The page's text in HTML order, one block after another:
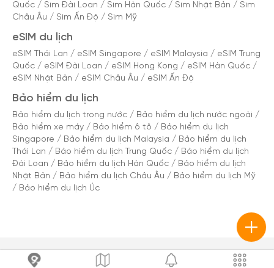
Quốc / Sim Đài Loan / Sim Hàn Quốc / Sim Nhật Bản / Sim
Châu Âu / Sim Ấn Độ / Sim Mỹ
eSIM du lịch
eSIM Thái Lan / eSIM Singapore / eSIM Malaysia / eSIM Trung
Quốc / eSIM Đài Loan / eSIM Hong Kong / eSIM Hàn Quốc /
eSIM Nhật Bản / eSIM Châu Âu / eSIM Ấn Độ
Bảo hiểm du lịch
Bảo hiểm du lịch trong nước / Bảo hiểm du lịch nước ngoài /
Bảo hiểm xe máy / Bảo hiểm ô tô / Bảo hiểm du lịch
Singapore / Bảo hiểm du lịch Malaysia / Bảo hiểm du lịch
Thái Lan / Bảo hiểm du lịch Trung Quốc / Bảo hiểm du lịch
Đài Loan / Bảo hiểm du lịch Hàn Quốc / Bảo hiểm du lịch
Nhật Bản / Bảo hiểm du lịch Châu Âu / Bảo hiểm du lịch Mỹ
/ Bảo hiểm du lịch Úc